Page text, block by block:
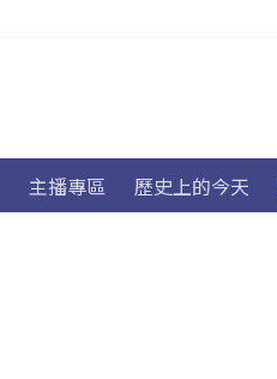
主播專區 歷史上的今天